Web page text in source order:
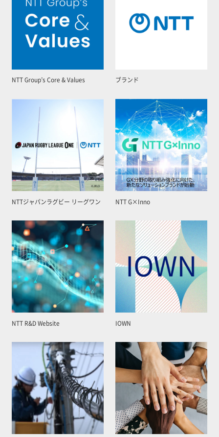
NTT Group’s Core & Values ブランド
NTTジャパンラグビー リーグワン NTT G×Inno
NTT R&D Website IOWN